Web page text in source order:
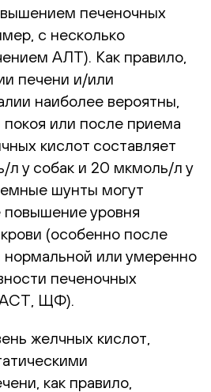
печеночных
с несколько
АЛТ). Как правило,
печени и/или
наиболее вероятны,
покоя или после приема
кислот составляет
у собак и 20 мкмоль/л у
шунты могут
повышение уровня
(особенно после
или умеренно
печеночных
ЩФ).
желчных кислот,
как правило,